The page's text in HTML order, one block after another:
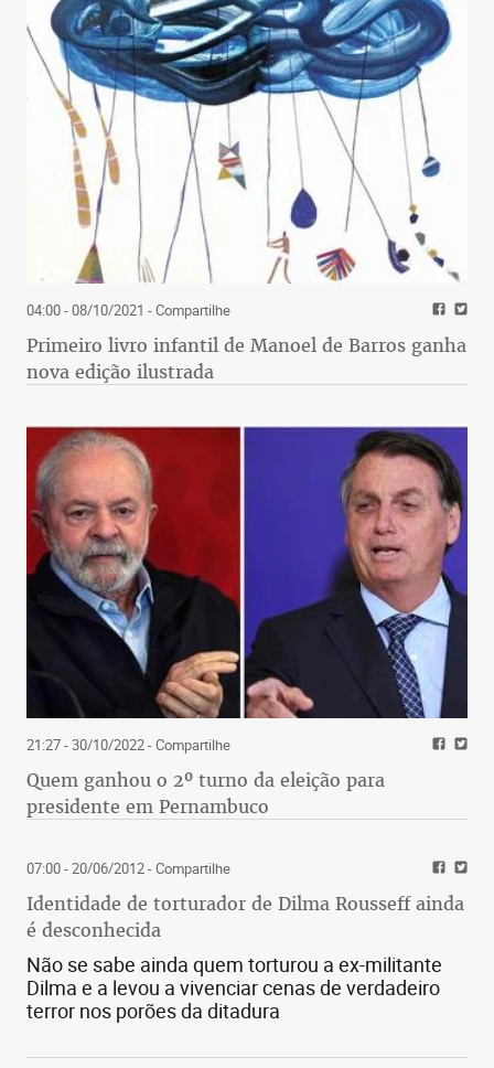
04:00 - 08/10/2021 - Compartilhe
Primeiro livro infantil de Manoel de Barros ganha
nova edição ilustrada
21:27 - 30/10/2022- Compartilhe
Quem ganhou o 2º turno da eleição para
presidente em Pernambuco
07:00 - 20/06/2012- Compartilhe
Identidade de torturador de Dilma Rousseff ainda
é desconhecida
Não se sabe ainda quem torturou a ex-militante
Dilma e a levou a vivenciar cenas de verdadeiro
terror nos porões da ditadura